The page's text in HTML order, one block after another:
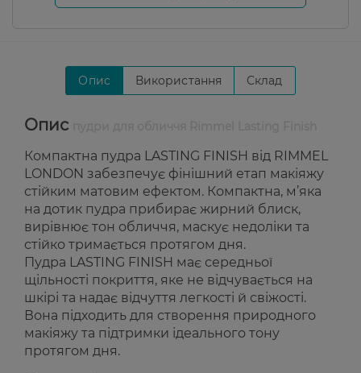
Опис Використання Склад
Опис
Компактна пудра LASTING FINISH від RIMMEL
LONDON забезпечує фінішний етап макіяжу
стійким матовим ефектом. Компактна, м’яка
на дотик пудра прибирає жирний блиск,
вирівнює тон обличчя, маскує недоліки та
стійко тримається протягом дня.
Пудра LASTING FINISH має середньої
щільності покриття, яке не відчувається на
шкірі та надає відчуття легкості й свіжості.
Вона підходить для створення природного
макіяжу та підтримки ідеального тону
протягом дня.